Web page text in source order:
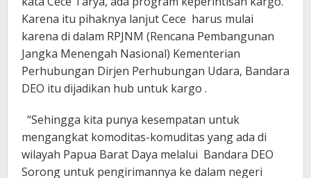
Karena itu pihaknya lanjut Cece harus mulai
karena di dalam RPJNM (Rencana Pembangunan
Jangka Menengah Nasional) Kementerian
Perhubungan Dirjen Perhubungan Udara, Bandara
DEO itu dijadikan hub untuk kargo .
“Sehingga kita punya kesempatan untuk
mengangkat komoditas-komuditas yang ada di
wilayah Papua Barat Daya melalui Bandara DEO
Sorong untuk pengirimannya ke dalam negeri